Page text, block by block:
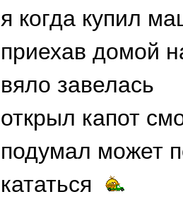
я когда купил
приехав домой
вяло завелась
открыл капот
подумал может
кататься